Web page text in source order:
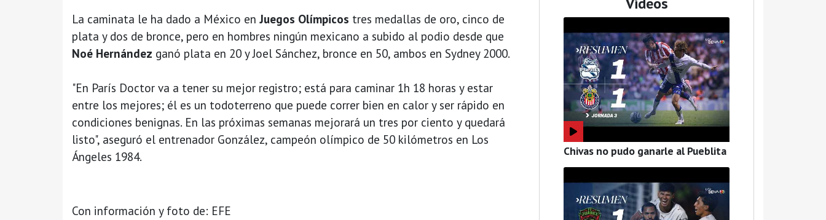
La caminata le ha dado a México en Juegos Olímpicos tres medallas de oro, cinco de
plata y dos de bronce, pero en hombres ningún mexicano a subido al podio desde que
Noé Hernández ganó plata en 20 y Joel Sánchez, bronce en 50, ambos en Sydney 2000.
"En París Doctor va a tener su mejor registro; está para caminar 1h 18 horas y estar
entre los mejores; él es un todoterreno que puede correr bien en calor y ser rápido en
condiciones benignas. En las próximas semanas mejorará un tres por ciento y quedará
listo", aseguró el entrenador González, campeón olímpico de 50 kilómetros en Los
Ángeles 1984.
Con información y foto de: EFE
Chivas no pudo ganarle al Pueblita